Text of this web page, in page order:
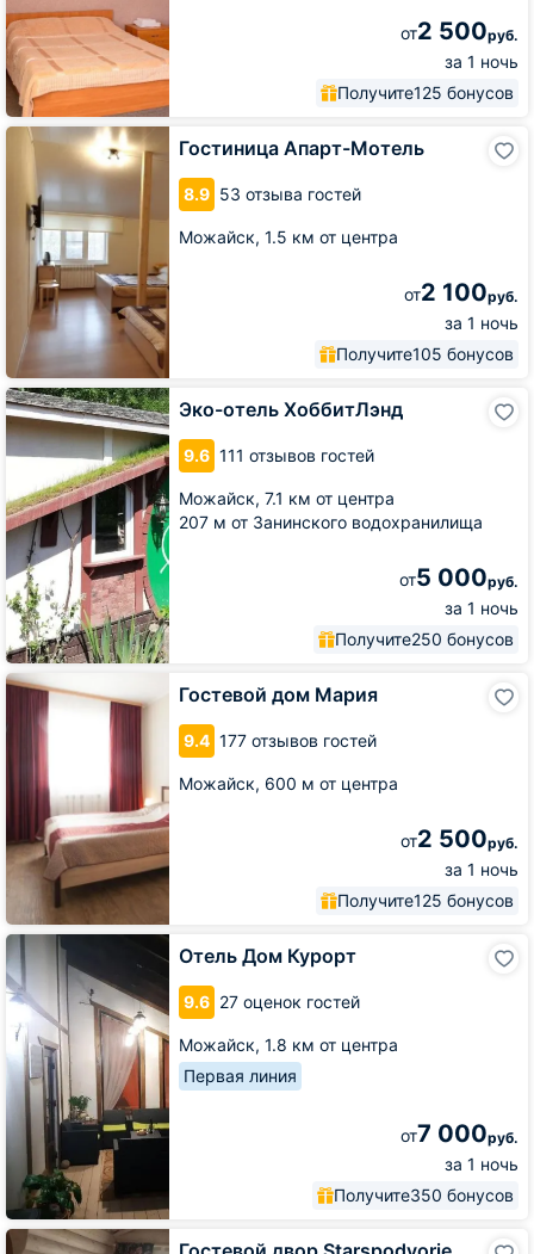
от2 500руб.
за 1 ночь
Получите125 бонусов
Гостиница Апарт-Мотель
8.9 53 отзыва гостей
Можайск, 1.5 км от центра
от2 100руб.
за 1 ночь
Получите105 бонусов
Гостиница
Апарт-
Мотель
Эко-отель ХоббитЛэнд
9.6 111 отзывов гостей
Можайск, 7.1 км от центра
207 м от Занинского водохранилища
от5 000руб.
за 1 ночь
Получите250 бонусов
Эко-
отель
ХоббитЛэнд
Гостевой дом Мария
9.4 177 отзывов гостей
Можайск, 600 м от центра
от2 500руб.
за 1 ночь
Получите125 бонусов
Гостевой
Мария
Отель Дом Курорт
9.6 27 оценок гостей
Можайск, 1.8 км от центра
Первая линия
от7 000руб.
за 1 ночь
Получите350 бонусов
Отель
Дом
Курорт
Гостевой